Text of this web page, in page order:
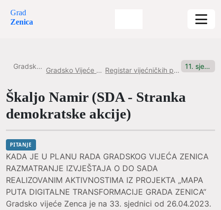
Grad
Zenica
Gradska uprava Gradsko Vijeće Grada Zenice Registar vijećničkih pitanja i inicijativa 11. sjednica, 03.09.2025. Pitanje br.3
Škaljo Namir (SDA - Stranka
demokratske akcije)
PITANJE
KADA JE U PLANU RADA GRADSKOG VIJEĆA ZENICA
RAZMATRANJE IZVJEŠTAJA O DO SADA
REALIZOVANIM AKTIVNOSTIMA IZ PROJEKTA „MAPA
PUTA DIGITALNE TRANSFORMACIJE GRADA ZENICA“
Gradsko vijeće Zenca je na 33. sjednici od 26.04.2023.